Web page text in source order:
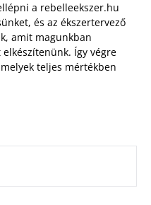
a rebelleekszer.hu
és az ékszertervező
amit magunkban
Így végre
teljes mértékben